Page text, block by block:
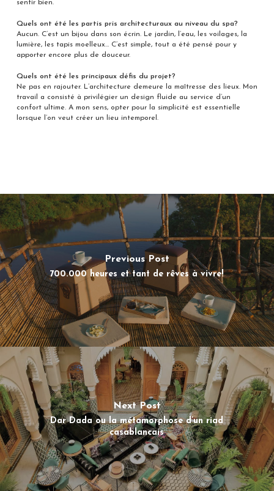
sentir bien.
Quels ont été les partis pris architecturaux au niveau du spa?
Aucun. C’est un bijou dans son écrin. Le jardin, l’eau, les voilages, la
lumière, les tapis moelleux… C’est simple, tout a été pensé pour y
apporter encore plus de douceur.
Quels ont été les principaux défis du projet?
Ne pas en rajouter. L’architecture demeure la maîtresse des lieux. Mon
travail a consisté à privilégier un design fluide au service d’un
confort ultime. A mon sens, opter pour la simplicité est essentielle
lorsque l’on veut créer un lieu intemporel.
Previous Post
700.000 heures et tant de rêves à vivre!
Next Post
Dar Dada ou la métamorphose d’un riad
casablancais